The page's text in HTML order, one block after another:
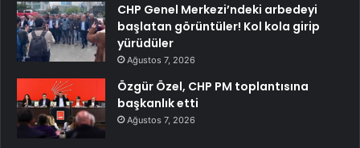
CHP Genel Merkezi’ndeki arbedeyi
başlatan görüntüler! Kol kola girip
yürüdüler
Ağustos 7, 2026
Özgür Özel, CHP PM toplantısına
başkanlık etti
Ağustos 7, 2026